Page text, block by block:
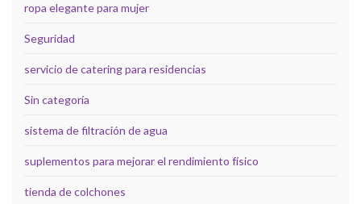
ropa elegante para mujer
Seguridad
servicio de catering para residencias
Sin categoría
sistema de filtración de agua
suplementos para mejorar el rendimiento físico
tienda de colchones